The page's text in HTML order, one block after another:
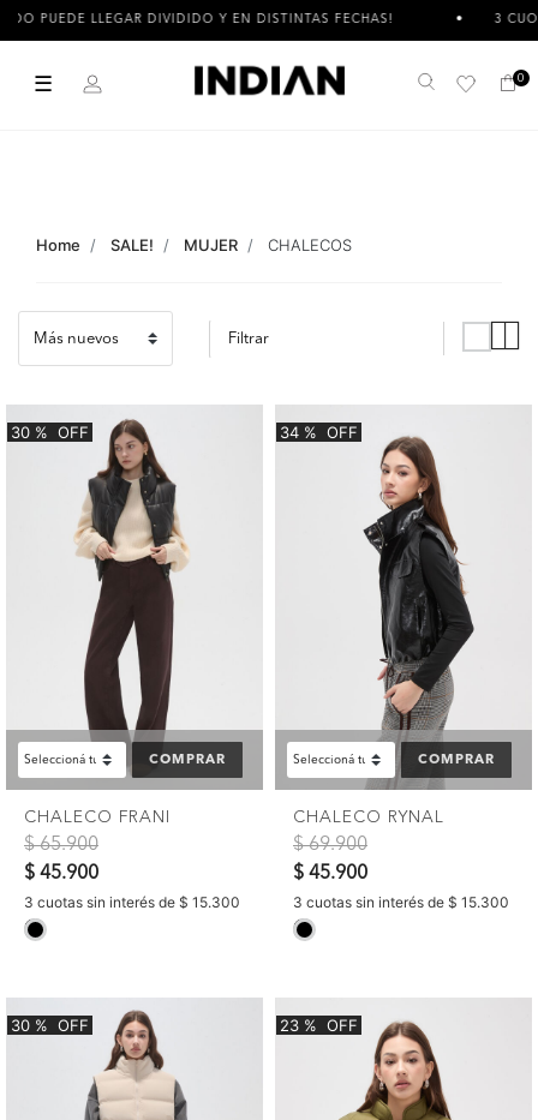
DIVIDIDO Y EN DISTINTAS FECHAS! 3 CUOTAS SIN
☰ Buscar 0
Home SALE! MUJER CHALECOS
Filtrar
30 % OFF
COMPRAR
CHALECO FRANI
Precio reducido de
$ 65.900a
$ 45.900
3 cuotas sin interés de $ 15.300
34 % OFF
COMPRAR
CHALECO RYNAL
Precio reducido de
$ 69.900a
$ 45.900
3 cuotas sin interés de $ 15.300
30 % OFF 23 % OFF